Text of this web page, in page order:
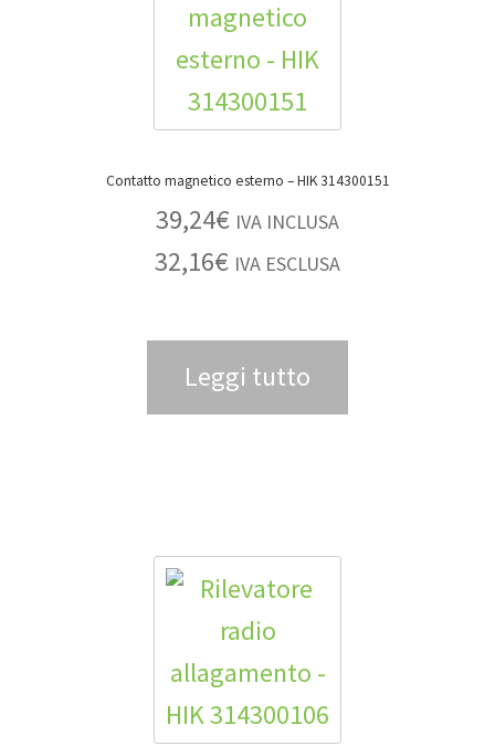
Contatto magnetico esterno – HIK 314300151
39,24€ IVA INCLUSA
32,16€ IVA ESCLUSA
Leggi tutto